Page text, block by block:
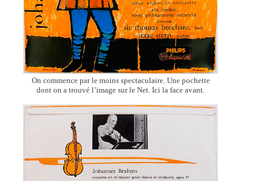
On commence par le moins spectaculaire. Une pochette
dont on a trouvé l’image sur le Net. Ici la face avant.